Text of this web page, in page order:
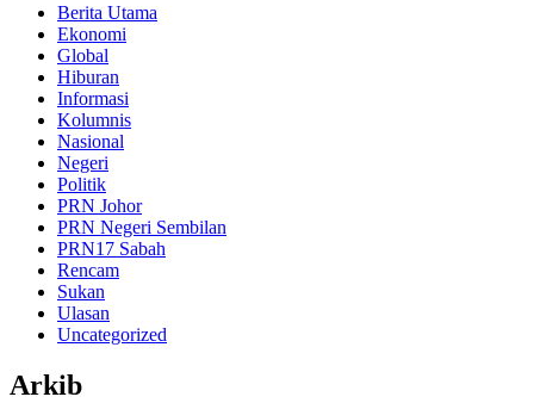
Berita Utama
Ekonomi
Global
Hiburan
Informasi
Kolumnis
Nasional
Negeri
Politik
PRN Johor
PRN Negeri Sembilan
PRN17 Sabah
Rencam
Sukan
Ulasan
Uncategorized
Arkib